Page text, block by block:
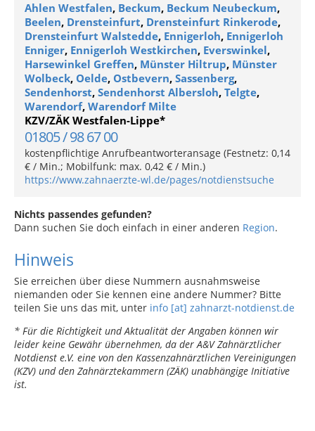
Ahlen Westfalen, Beckum, Beckum Neubeckum,
Beelen, Drensteinfurt, Drensteinfurt Rinkerode,
Drensteinfurt Walstedde, Ennigerloh, Ennigerloh
Enniger, Ennigerloh Westkirchen, Everswinkel,
Harsewinkel Greffen, Münster Hiltrup, Münster
Wolbeck, Oelde, Ostbevern, Sassenberg,
Sendenhorst, Sendenhorst Albersloh, Telgte,
Warendorf, Warendorf Milte
KZV/ZÄK Westfalen-Lippe*
01805 / 98 67 00
kostenpflichtige Anrufbeantworteransage (Festnetz: 0,14
€ / Min.; Mobilfunk: max. 0,42 € / Min.)
https://www.zahnaerzte-wl.de/pages/notdienstsuche
Nichts passendes gefunden?
Dann suchen Sie doch einfach in einer anderen Region.
Hinweis
Sie erreichen über diese Nummern ausnahmsweise
niemanden oder Sie kennen eine andere Nummer? Bitte
teilen Sie uns das mit, unter info [at] zahnarzt-notdienst.de
* Für die Richtigkeit und Aktualität der Angaben können wir
leider keine Gewähr übernehmen, da der A&V Zahnärztlicher
Notdienst e.V. eine von den Kassenzahnärztlichen Vereinigungen
(KZV) und den Zahnärztekammern (ZÄK) unabhängige Initiative
ist.